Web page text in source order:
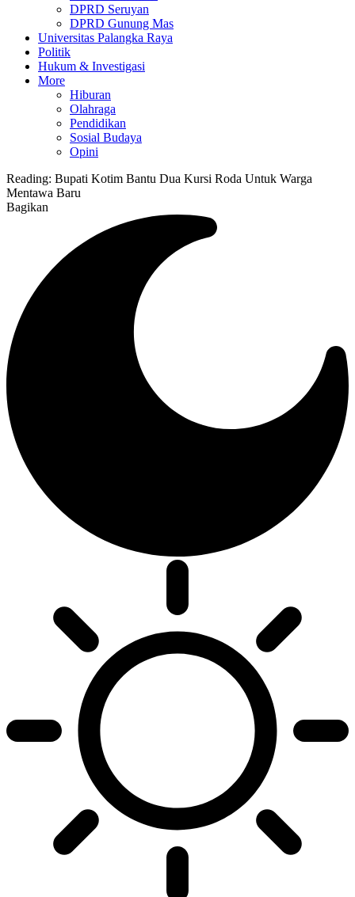
DPRD Seruyan
DPRD Gunung Mas
Universitas Palangka Raya
Politik
Hukum & Investigasi
More
Hiburan
Olahraga
Pendidikan
Sosial Budaya
Opini
Reading: Bupati Kotim Bantu Dua Kursi Roda Untuk Warga
Mentawa Baru
Bagikan